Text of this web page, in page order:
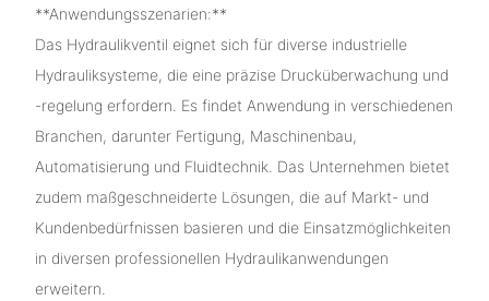
**Anwendungsszenarien:**
Das Hydraulikventil eignet sich für diverse industrielle
Hydrauliksysteme, die eine präzise Drucküberwachung und
-regelung erfordern. Es findet Anwendung in verschiedenen
Branchen, darunter Fertigung, Maschinenbau,
Automatisierung und Fluidtechnik. Das Unternehmen bietet
zudem maßgeschneiderte Lösungen, die auf Markt- und
Kundenbedürfnissen basieren und die Einsatzmöglichkeiten
in diversen professionellen Hydraulikanwendungen
erweitern.